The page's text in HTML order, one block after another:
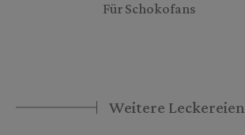
Für Schokofans
Weitere Leckereien